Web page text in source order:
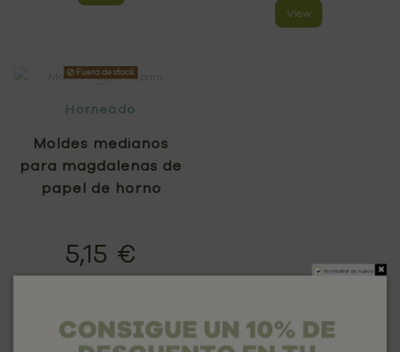
View
Fuera de stock
Horneado
Moldes medianos
para magdalenas de
papel de horno
5,15 € No mostrar de nuevo